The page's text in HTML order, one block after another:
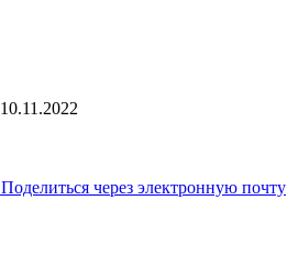
10.11.2022
Поделиться через электронную почту